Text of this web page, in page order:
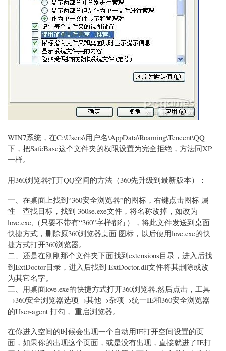
WIN7系统，在C:\Users\用户名\AppData\Roaming\Tencent\QQ
下，把SafeBase这个文件夹的权限设置为完全拒绝，方法同XP
一样。
用360浏览器打开QQ空间的方法（360先升级到最新版本）：
一、在桌面上找到“360安全浏览器”的图标，右键点击图标 属
性—查找目标，找到 360se.exe文件，将名称改掉，如改为
love.exe,（只要不带有“360”字样都行），将此文件发送到桌面
快捷方式，删除原360浏览器桌面 图标，以后便用love.exe的快
捷方式打开360浏览器。
二、还是在刚刚那个文件夹下面找到extensions目录，进入后找
到ExtDoctor目录，进入后找到 ExtDoctor.dll文件将其删除或改
为其它名字。
三、用桌面love.exe的快捷方式打开360浏览器,然后点击，工具
→360安全浏览器选项→其他→杂项→统一IE和360安全浏览器
的User-agent 打勾， 重启浏览器。
在你进入空间的时候会出现一个自动用IE打开空间设置的页
面，如果你的出现这个页面，或是没有出现，直接就进了IE打